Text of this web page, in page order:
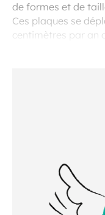
de formes et de
Ces plaques se
centimètres par an